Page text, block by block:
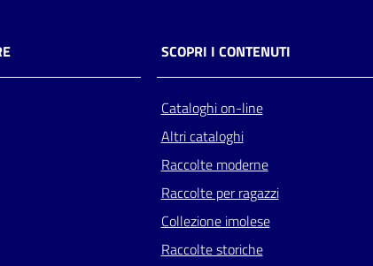
SCOPRI I CONTENUTI
Cataloghi on-line
Altri cataloghi
Raccolte moderne
Raccolte per ragazzi
Collezione imolese
Raccolte storiche